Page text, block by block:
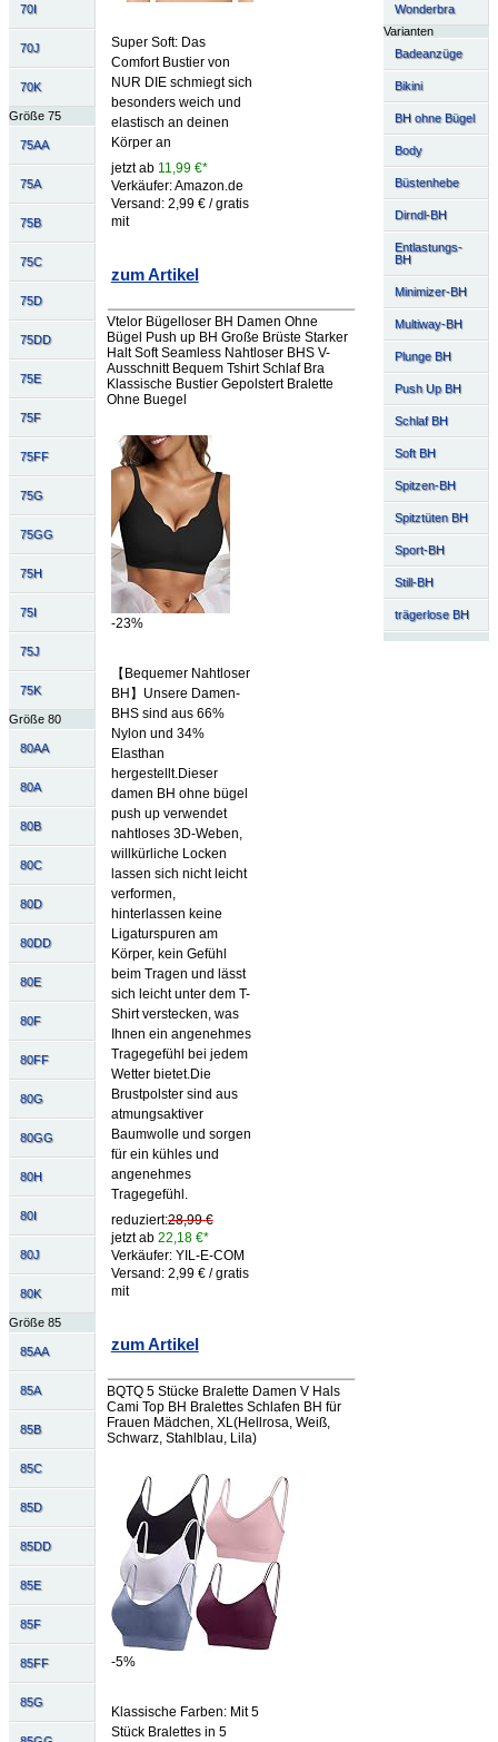
70I
70J
70K
Größe 75
75AA
75A
75B
75C
75D
75DD
75E
75F
75FF
75G
75GG
75H
75I
75J
75K
Größe 80
80AA
80A
80B
80C
80D
80DD
80E
80F
80FF
80G
80GG
80H
80I
80J
80K
Größe 85
85AA
85A
85B
85C
85D
85DD
85E
85F
85FF
85G
Wonderbra
Varianten
Badeanzüge
Bikini
BH ohne Bügel
Body
Büstenhebe
Dirndl-BH
Entlastungs-
BH
Minimizer-BH
Multiway-BH
Plunge BH
Push Up BH
Schlaf BH
Soft BH
Spitzen-BH
Spitztüten BH
Sport-BH
Still-BH
trägerlose BH
Super Soft: Das
Comfort Bustier von
NUR DIE schmiegt sich
besonders weich und
elastisch an deinen
Körper an
jetzt ab 11,99 €*
Verkäufer: Amazon.de
Versand: 2,99 € / gratis
mit
zum Artikel
Vtelor Bügelloser BH Damen Ohne
Bügel Push up BH Große Brüste Starker
Halt Soft Seamless Nahtloser BHS V-
Ausschnitt Bequem Tshirt Schlaf Bra
Klassische Bustier Gepolstert Bralette
Ohne Buegel
-23%
【Bequemer Nahtloser
BH】Unsere Damen-
BHS sind aus 66%
Nylon und 34%
Elasthan
hergestellt.Dieser
damen BH ohne bügel
push up verwendet
nahtloses 3D-Weben,
willkürliche Locken
lassen sich nicht leicht
verformen,
hinterlassen keine
Ligaturspuren am
Körper, kein Gefühl
beim Tragen und lässt
sich leicht unter dem T-
Shirt verstecken, was
Ihnen ein angenehmes
Tragegefühl bei jedem
Wetter bietet.Die
Brustpolster sind aus
atmungsaktiver
Baumwolle und sorgen
für ein kühles und
angenehmes
Tragegefühl.
reduziert:28,99 €
jetzt ab 22,18 €*
Verkäufer: YIL-E-COM
Versand: 2,99 € / gratis
mit
zum Artikel
BQTQ 5 Stücke Bralette Damen V Hals
Cami Top BH Bralettes Schlafen BH für
Frauen Mädchen, XL(Hellrosa, Weiß,
Schwarz, Stahlblau, Lila)
-5%
Klassische Farben: Mit 5
Stück Bralettes in 5